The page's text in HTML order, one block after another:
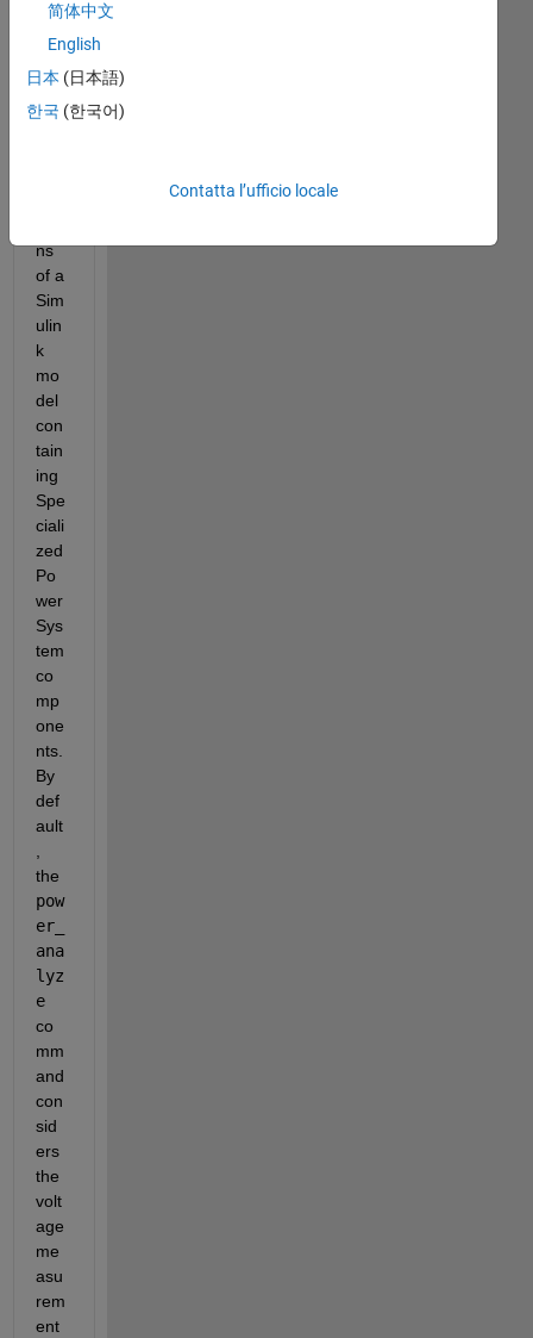
obt
ain
the
stat
e-
ns
of a
Sim
ulin
k
mo
del
con
tain
ing
Spe
ciali
zed
Po
wer
Sys
tem
co
mp
one
nts.
By
def
ault
pow
er_
ana
lyz
e
co
mm
and
con
sid
ers
the
volt
age
me
asu
rem
ent
简体中文
English
日本 (日本語)
한국 (한국어)
Contatta l’ufficio locale